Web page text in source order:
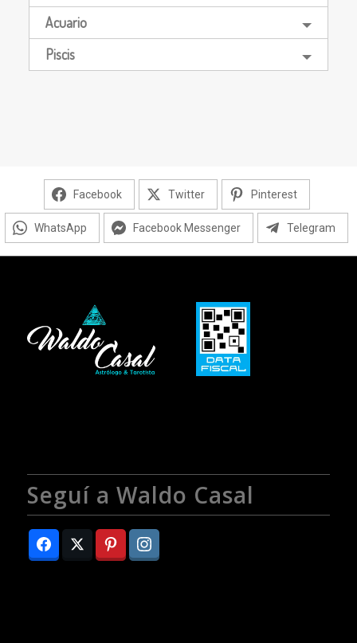
Acuario
Piscis
Facebook Twitter Pinterest
WhatsApp Facebook Messenger Telegram
Seguí a Waldo Casal